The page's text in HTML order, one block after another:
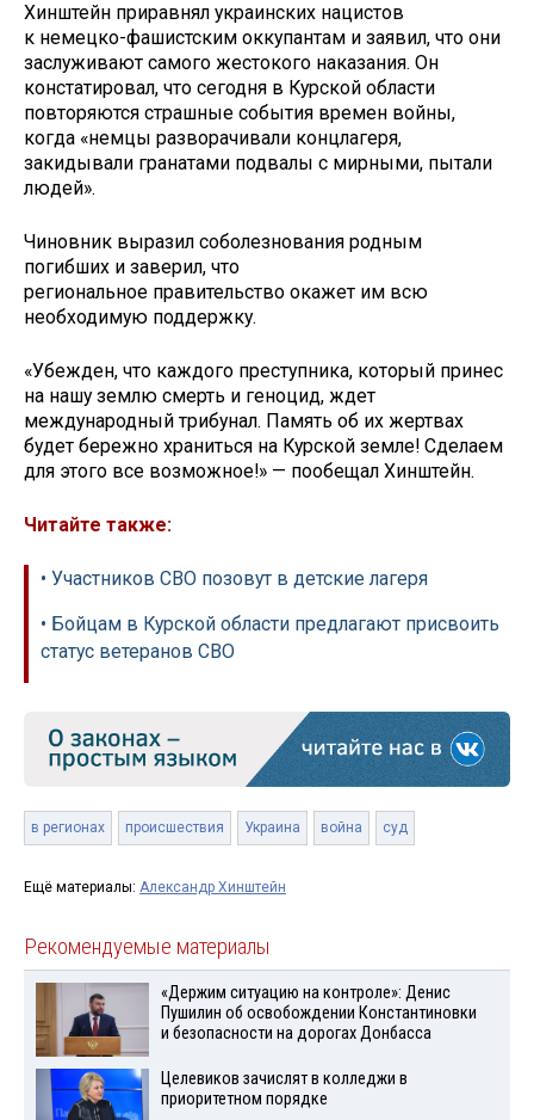
Хинштейн приравнял украинских нацистов
к немецко-фашистским оккупантам и заявил, что они
заслуживают самого жестокого наказания. Он
констатировал, что сегодня в Курской области
повторяются страшные события времен войны,
когда «немцы разворачивали концлагеря,
закидывали гранатами подвалы с мирными, пытали
людей».
Чиновник выразил соболезнования родным
погибших и заверил, что
региональное правительство окажет им всю
необходимую поддержку.
«Убежден, что каждого преступника, который принес
на нашу землю смерть и геноцид, ждет
международный трибунал. Память об их жертвах
будет бережно храниться на Курской земле! Сделаем
для этого все возможное!» — пообещал Хинштейн.
Читайте также:
• Участников СВО позовут в детские лагеря
• Бойцам в Курской области предлагают присвоить
статус ветеранов СВО
в регионах происшествия Украина война суд
Ещё материалы: Александр Хинштейн
Рекомендуемые материалы
«Держим ситуацию на контроле»: Денис
Пушилин об освобождении Константиновки
и безопасности на дорогах Донбасса
Целевиков зачислят в колледжи в
приоритетном порядке